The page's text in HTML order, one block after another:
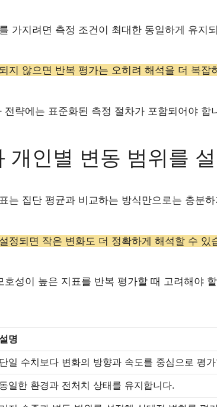
가지려면 측정 조건이 최대한 동일하게 유
지 않으면 반복 평가는 오히려 해석을 더 복잡
략에는 표준화된 측정 절차가 포함되어야
개인별 변동 범위를
는 집단 평균과 비교하는 방식만으로는 충분
정되면 작은 변화도 더 정확하게 해석할 수 있
성이 높은 지표를 반복 평가할 때 고려해야
명
일 수치보다 변화의 방향과 속도를 중심으로 평
일한 환경과 전처치 상태를 유지합니다.